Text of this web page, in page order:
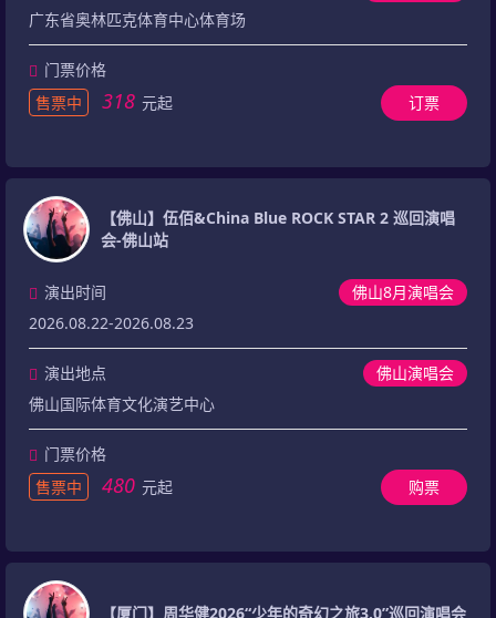
广东省奥林匹克体育中心体育场
门票价格
售票中
318 元起 订票
【佛山】伍佰&China Blue ROCK STAR 2 巡回演唱
会-佛山站
佛山8月演唱会
演出时间
2026.08.22-2026.08.23
演出地点
佛山演唱会
佛山国际体育文化演艺中心
门票价格
售票中
480 元起 购票
【厦门】周华健2026“少年的奇幻之旅3.0”巡回演唱会